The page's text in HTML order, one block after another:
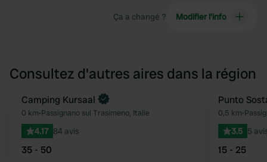
Ça a changé ? Modifier l’info
Consultez d'autres aires dans la région
Préféré
Reserve maintenant
Camping Kursaal
0 km•Passignano sul Trasimeno, Italie
4.17 84 avis
35 - 50
Punto
0,5 km•
3.5 5
15 - 25